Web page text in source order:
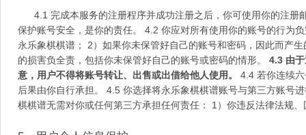
4.1 完成本服务的注册程序并成功注册之后，你可使用你的注册
保护账号安全，是你的责任。
4.2 你应对所有使用你的账号的行为
永乐象棋棋谱；
2）如果你未保管好自己的账号和密码，因此而产
的损害负全责，包括你未保管好自己的账号或密码的情形。
4.3 由
意，用户不得将账号转让、出售或出借给他人使用。
4.4 若你连续
后果由你自行承担。
4.5 你选择将永乐象棋棋谱账号与第三方账号
棋棋谱无需对你或任何第三方承担任何责任：
1 ）你违反法律法规